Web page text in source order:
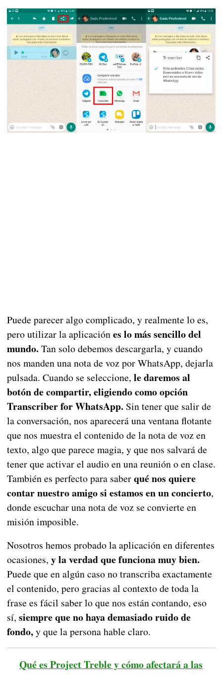
Puede parecer algo complicado, y realmente lo es,
pero utilizar la aplicaciónes lo más sencillo del
mundo. Tan solo debemos descargarla, y cuando
nos manden una nota de voz por WhatsApp, dejarla
pulsada. Cuando se seleccione, le daremos al
botón de compartir, eligiendo como opción
Transcriber for WhatsApp. Sin tener que salir de
la conversación, nos aparecerá una ventana flotante
que nos muestra el contenido de la nota de voz en
texto, algo que parece magia, y que nos salvará de
tener que activar el audio en una reunión o en clase.
También es perfecto para saberqué nos quiere
contar nuestro amigo si estamos en un concierto,
donde escuchar una nota de voz se convierte en
misión imposible.
Nosotros hemos probado la aplicación en diferentes
ocasiones, y la verdad que funciona muy bien.
Puede que en algún caso no transcriba exactamente
el contenido, pero gracias al contexto de toda la
frase es fácil saber lo que nos están contando, eso
sí, siempre que no haya demasiado ruido de
fondo,y que la persona hable claro.
Qué es Project Treble y cómo afectará a las